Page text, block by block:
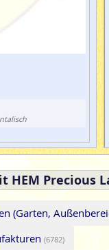
HEM Precious
(Garten,
(6782)